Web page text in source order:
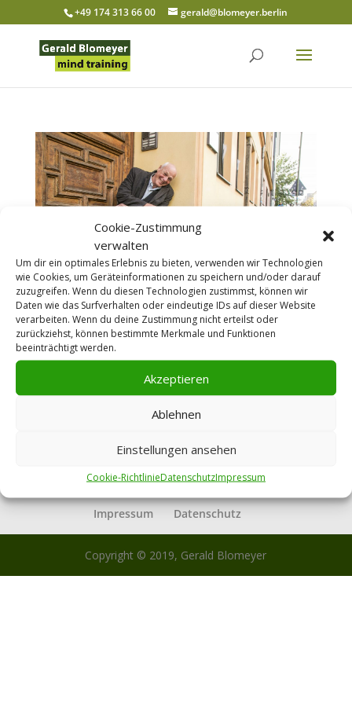
Cookie-Zustimmung
verwalten
Um dir ein optimales Erlebnis zu bieten, verwenden wir Technologien
wie Cookies, um Geräteinformationen zu speichern und/oder darauf
zuzugreifen. Wenn du diesen Technologien zustimmst, können wir
Daten wie das Surfverhalten oder eindeutige IDs auf dieser Website
verarbeiten. Wenn du deine Zustimmung nicht erteilst oder
zurückziehst, können bestimmte Merkmale und Funktionen
beeinträchtigt werden.
Akzeptieren
Ablehnen
Einstellungen ansehen
Cookie-RichtlinieDatenschutzImpressum
+49 174 313 66 00 gerald@blomeyer.berlin
Dämonen füttern – Meditationen zur
Integration von Schattenseiten, Sa. 8. Oktober
2022, 14 – 17 Uhr
Dämonen füttern – Meditationen zur Integration von
Schattenseiten am Samstag, 8. Oktober 2022, 14 – 17
Uhr Ort: Osnabrücker Str. 9, 10589 Berlin-
unseren Schattenseiten liegt. Alles, was...
Impressum Datenschutz
Copyright © 2019, Gerald Blomeyer